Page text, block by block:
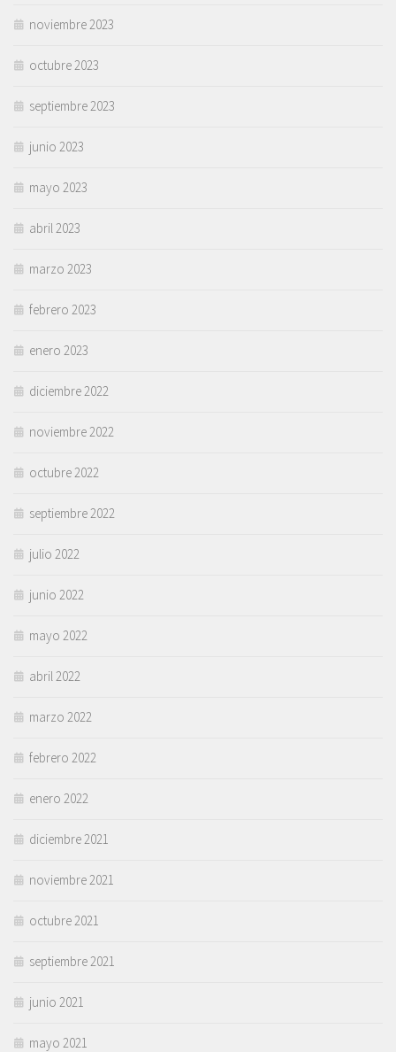
noviembre 2023
octubre 2023
septiembre 2023
junio 2023
mayo 2023
abril 2023
marzo 2023
febrero 2023
enero 2023
diciembre 2022
noviembre 2022
octubre 2022
septiembre 2022
julio 2022
junio 2022
mayo 2022
abril 2022
marzo 2022
febrero 2022
enero 2022
diciembre 2021
noviembre 2021
octubre 2021
septiembre 2021
junio 2021
mayo 2021